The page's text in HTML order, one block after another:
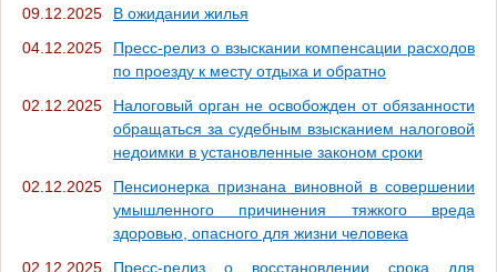
09.12.2025
В ожидании жилья
04.12.2025
Пресс-релиз о взыскании компенсации расходов
по проезду к месту отдыха и обратно
02.12.2025
Налоговый орган не освобожден от обязанности
обращаться за судебным взысканием налоговой
недоимки в установленные законом сроки
02.12.2025
Пенсионерка признана виновной в совершении
умышленного причинения тяжкого вреда
здоровью, опасного для жизни человека
02.12.2025
Пресс-релиз о восстановлении срока для